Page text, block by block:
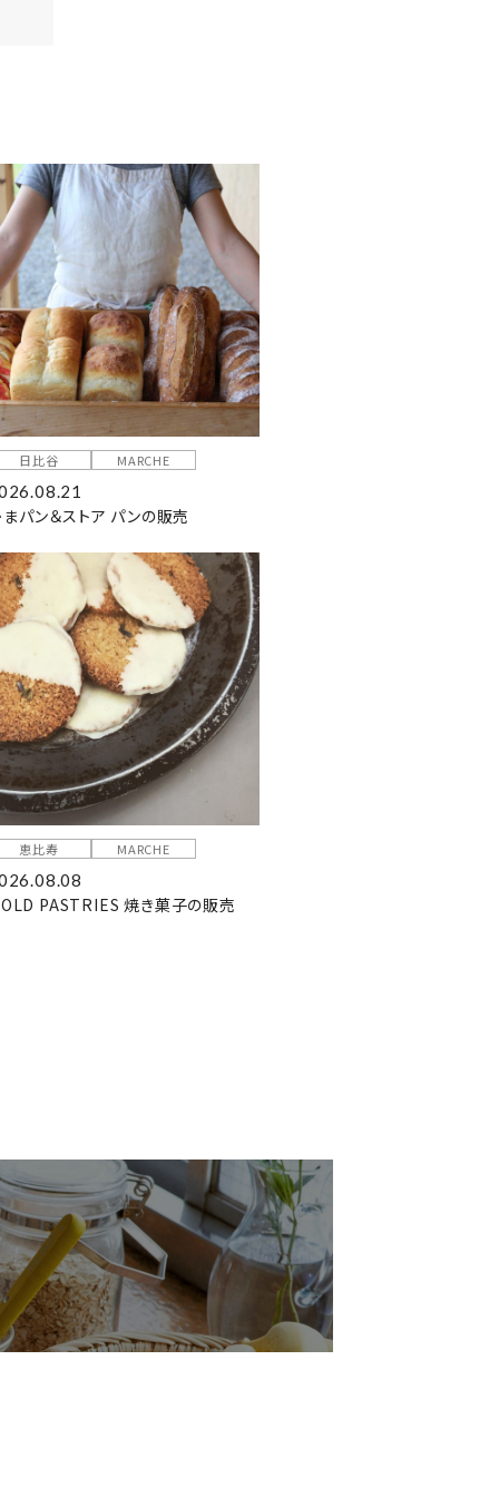
日比谷 MARCHE
パン＆ストア パンの販売
恵比寿 MARCHE
PASTRIES 焼き菓子の販売